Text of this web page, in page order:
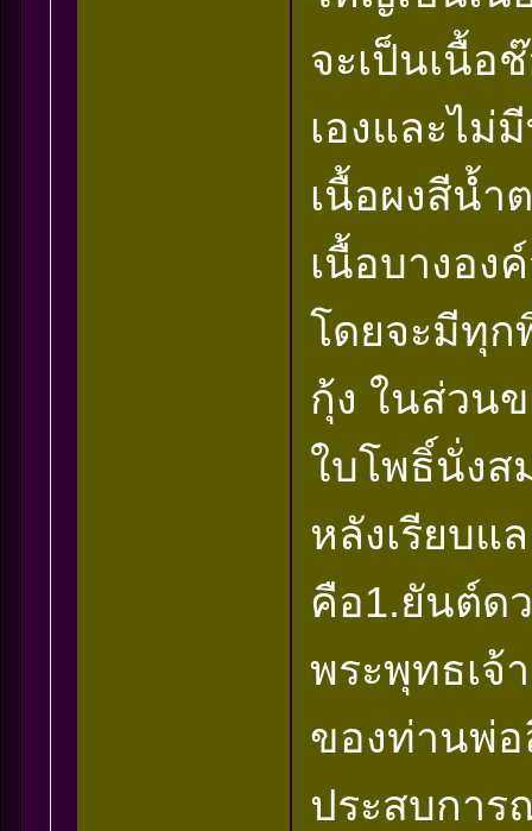
จะเป็นเนื้อ
เองและไม่
เนื้อผงสีน้ำ
เนื้อบางอง
โดยจะมีทุก
กุ้ง ในส่วน
ใบโพธิ์นั่ง
หลังเรียบแ
คือ1.ยันต์ด
พระพุทธเจ้
ของท่านพ่
ประสบการ